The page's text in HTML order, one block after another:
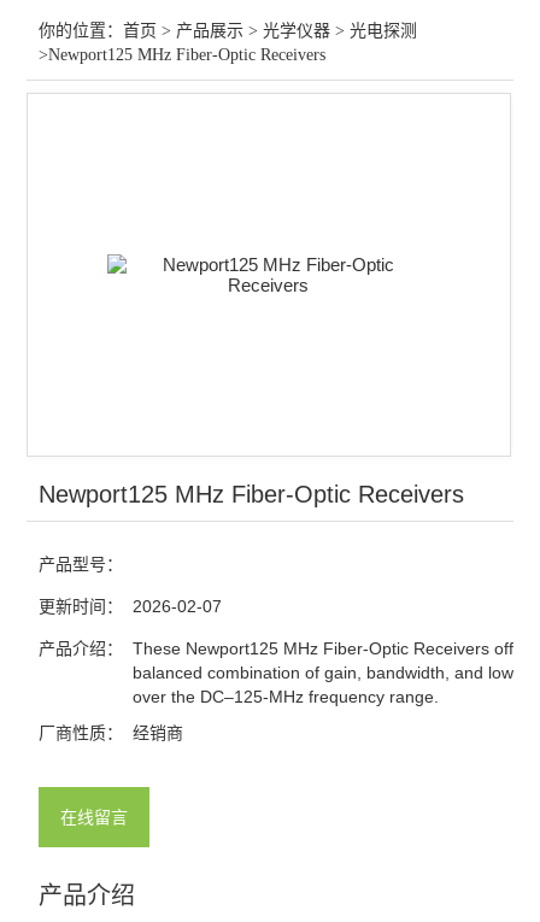
激光校准
红外显示卡
激光能量计
激光功率计
你的位置：首页 > 产品展示 >光学仪器 >光电探测
>Newport125 MHz Fiber-Optic Receivers
Newport125 MHz Fiber-Optic Receivers
产品型号：
更新时间： 2026-02-07
产品介绍：
These Newport125 MHz Fiber-Optic Receivers offer
balanced combination of gain, bandwidth, and low
over the DC–125-MHz frequency range.
厂商性质：
经销商
在线留言
产品介绍